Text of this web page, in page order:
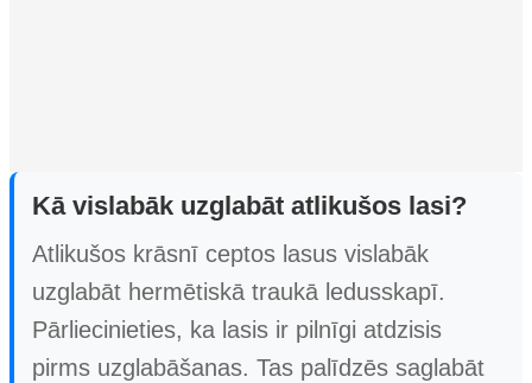
Kā vislabāk uzglabāt atlikušos lasi?
Atlikušos krāsnī ceptos lasus vislabāk
uzglabāt hermētiskā traukā ledusskapī.
Pārliecinieties, ka lasis ir pilnīgi atdzisis
pirms uzglabāšanas. Tas palīdzēs saglabāt